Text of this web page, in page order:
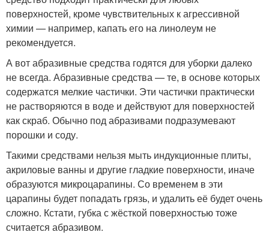
поверхностей, кроме чувствительных к агрессивной
химии — например, капать его на линолеум не
рекомендуется.
А вот абразивные средства годятся для уборки далеко
не всегда. Абразивные средства — те, в основе которых
содержатся мелкие частички. Эти частички практически
не растворяются в воде и действуют для поверхностей
как скраб. Обычно под абразивами подразумевают
порошки и соду.
Такими средствами нельзя мыть индукционные плиты,
акриловые ванны и другие гладкие поверхности, иначе
образуются микроцарапины. Со временем в эти
царапины будет попадать грязь, и удалить её будет очень
сложно. Кстати, губка с жёсткой поверхностью тоже
считается абразивом.